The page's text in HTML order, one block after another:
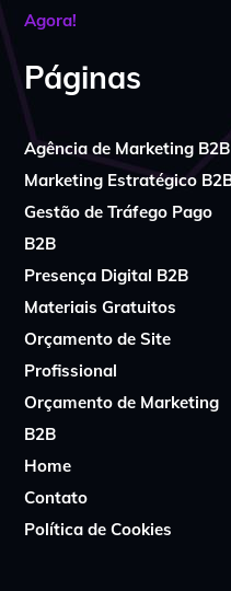
Agora!
Páginas
Agência de Marketing B2B
Marketing Estratégico
Gestão de Tráfego Pago
B2B
Presença Digital B2B
Materiais Gratuitos
Orçamento de Site
Profissional
Orçamento de Marketing
B2B
Home
Contato
Política de Cookies